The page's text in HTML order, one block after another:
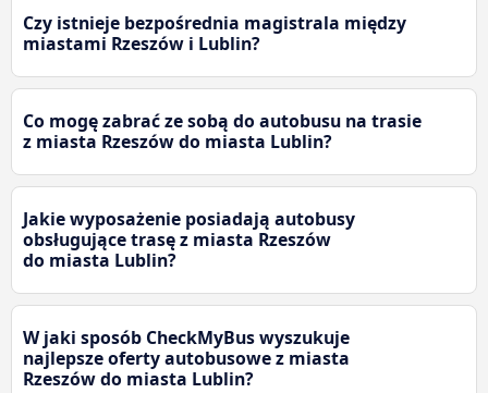
Czy istnieje bezpośrednia magistrala między
miastami Rzeszów i Lublin?
Co mogę zabrać ze sobą do autobusu na trasie
z miasta Rzeszów do miasta Lublin?
Jakie wyposażenie posiadają autobusy
obsługujące trasę z miasta Rzeszów
do miasta Lublin?
W jaki sposób CheckMyBus wyszukuje
najlepsze oferty autobusowe z miasta
Rzeszów do miasta Lublin?